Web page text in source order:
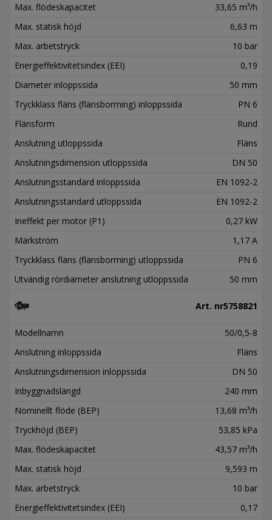
Max. flödeskapacitet
33,65 m³/h
Max. statisk höjd
6,63 m
Max. arbetstryck
10 bar
Energieffektivitetsindex (EEI)
0,19
Diameter inloppssida
50 mm
Tryckklass fläns (flänsborrning) inloppssida
PN 6
Flänsform
Rund
Anslutning utloppssida
Fläns
Anslutningsdimension utloppssida
DN 50
Anslutningsstandard inloppssida
EN 1092-2
Anslutningsstandard utloppssida
EN 1092-2
Ineffekt per motor (P1)
0,27 kW
Märkström
1,17 A
Tryckklass fläns (flänsborrning) utloppssida
PN 6
Utvändig rördiameter anslutning utloppssida
50 mm
Art. nr5758821
Modellnamn
50/0,5-8
Anslutning inloppssida
Fläns
Anslutningsdimension inloppssida
DN 50
Inbyggnadslängd
240 mm
Nominellt flöde (BEP)
13,68 m³/h
Tryckhöjd (BEP)
53,85 kPa
Max. flödeskapacitet
43,57 m³/h
Max. statisk höjd
9,593 m
Max. arbetstryck
10 bar
Energieffektivitetsindex (EEI)
0,17